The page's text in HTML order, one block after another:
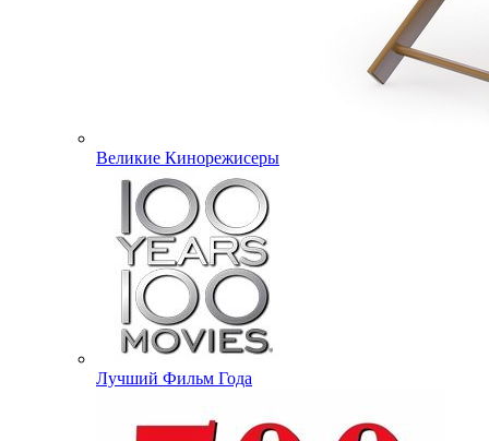
Великие Кинорежисеры
Лучший Фильм Года